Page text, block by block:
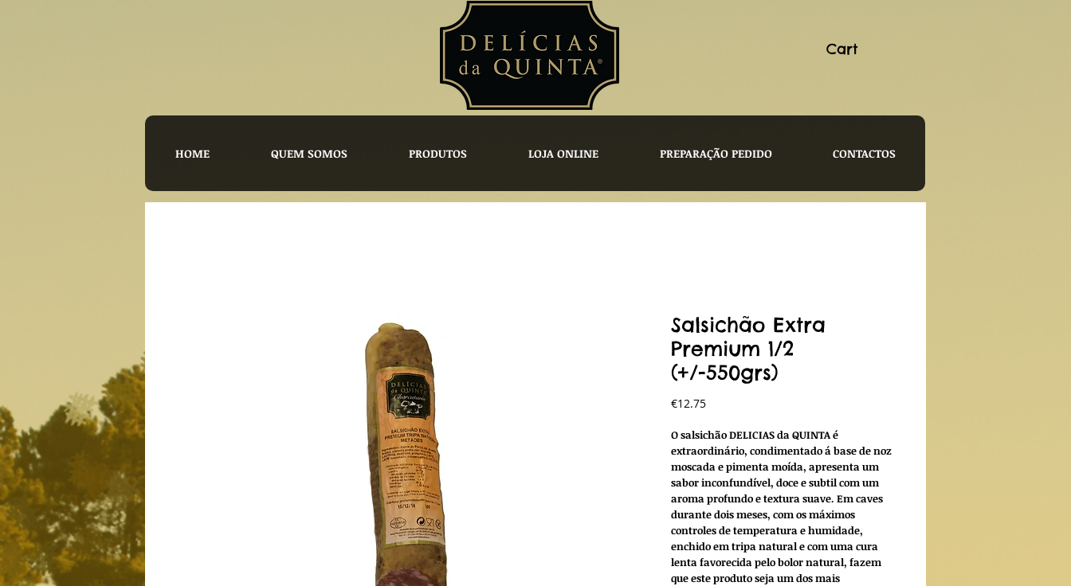
Cart
HOME QUEM SOMOS PRODUTOS LOJA ONLINE PREPARAÇÃO PEDIDO CONTACTOS
Salsichão Extra
Premium 1/2
(+/-550grs)
€12.75Price
O salsichão DELICIAS da QUINTA é
extraordinário, condimentado á base de noz
moscada e pimenta moída, apresenta um
sabor inconfundível, doce e subtil com um
aroma profundo e textura suave. Em caves
durante dois meses, com os máximos
controles de temperatura e humidade,
enchido em tripa natural e com uma cura
lenta favorecida pelo bolor natural, fazem
que este produto seja um dos mais